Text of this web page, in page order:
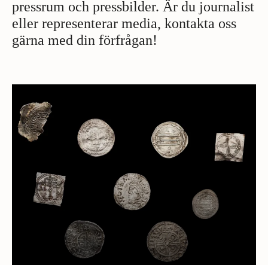
pressrum och pressbilder. Är du journalist
eller representerar media, kontakta oss
gärna med din förfrågan!